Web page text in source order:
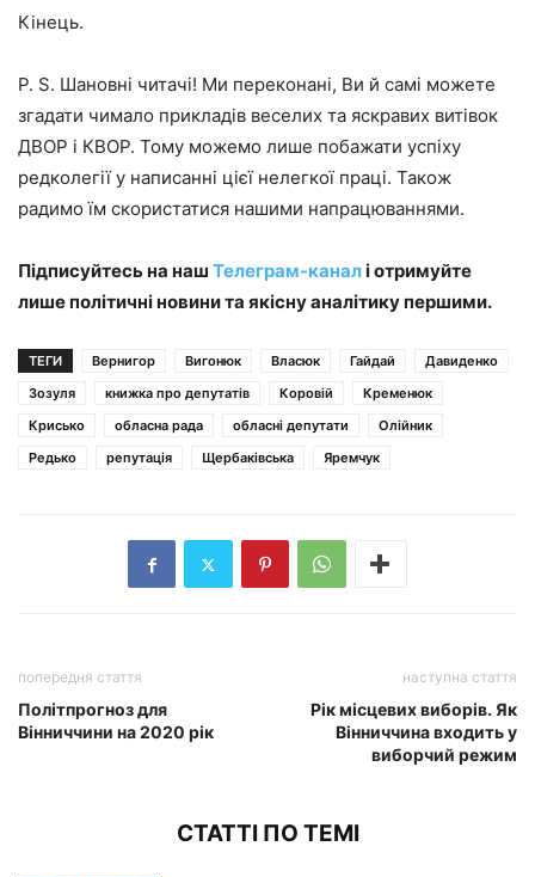
Кінець.
P. S. Шановні читачі! Ми переконані, Ви й самі можете
згадати чимало прикладів веселих та яскравих витівок
ДВОР і КВОР. Тому можемо лише побажати успіху
редколегії у написанні цієї нелегкої праці. Також
радимо їм скористатися нашими напрацюваннями.
Підписуйтесь на наш Телеграм-каналі отримуйте
лише політичні новини та якісну аналітику першими.
ТЕГИ Вернигор Вигонюк Власюк Гайдай
Давиденко
Зозуля
книжка про депутатів Коровій
Кременюк
Крисько
обласна рада обласні депутати
Олійник
Редько
репутація Щербаківська Яремчук
попередня стаття
Політпрогноз для
Вінниччини на 2020 рік
наступна стаття
Рік місцевих виборів. Як
Вінниччина входить у
виборчий режим
СТАТТІ ПО ТЕМІ